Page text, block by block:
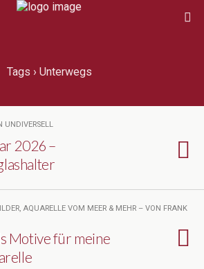
Tags › Unterwegs
UNDIVERSELL
2026 –
AQUARELLE VOM MEER & MEHR – VON FRANK
Motive für meine